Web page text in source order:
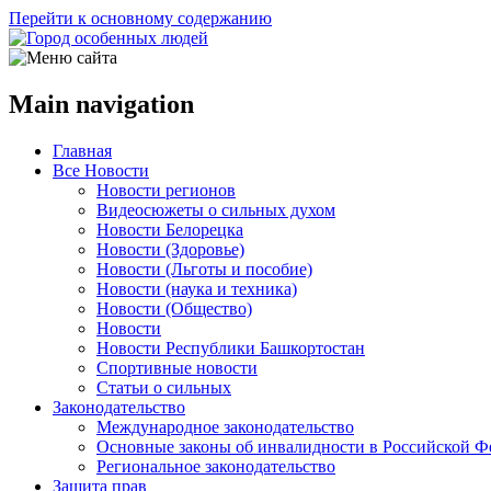
Перейти к основному содержанию
Main navigation
Главная
Все Новости
Новости регионов
Видеосюжеты о сильных духом
Новости Белорецка
Новости (Здоровье)
Новости (Льготы и пособие)
Новости (наука и техника)
Новости (Общество)
Новости
Новости Республики Башкортостан
Спортивные новости
Статьи о сильных
Законодательство
Международное законодательство
Основные законы об инвалидности в Российской
Региональное законодательство
Защита прав